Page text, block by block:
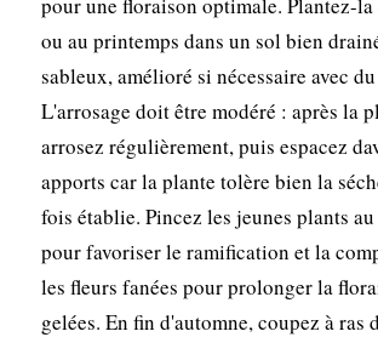
ou au printemps dans un sol bien
sableux, amélioré si nécessaire avec
L'arrosage doit être modéré : après la
arrosez régulièrement, puis espacez
apports car la plante tolère bien la
fois établie. Pincez les jeunes plants
pour favoriser le ramification et la
les fleurs fanées pour prolonger la
gelées. En fin d'automne, coupez à ras